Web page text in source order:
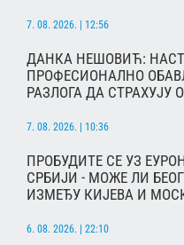
7. 08. 2026. | 12:56
ДАНКА НЕШОВИЋ:
ПРОФЕСИОНАЛНО
РАЗЛОГА ДА СТРАХУЈУ
7. 08. 2026. | 10:36
ПРОБУДИТЕ СЕ УЗ
СРБИЈИ - МОЖЕ ЛИ
ИЗМЕЂУ КИЈЕВА И
6. 08. 2026. | 22:10